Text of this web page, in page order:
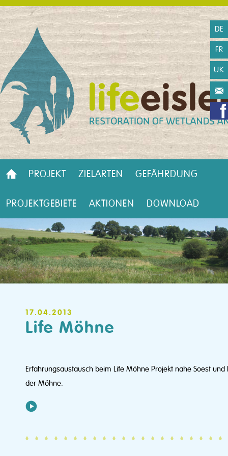
PROJEKT ZIELARTEN GEFÄHRDUNG
PROJEKTGEBIETE AKTIONEN DOWNLOAD
DE
FR
UK
17.04.2013
Life Möhne
Erfahrungsaustausch beim Life Möhne Projekt nahe Soest
der Möhne.